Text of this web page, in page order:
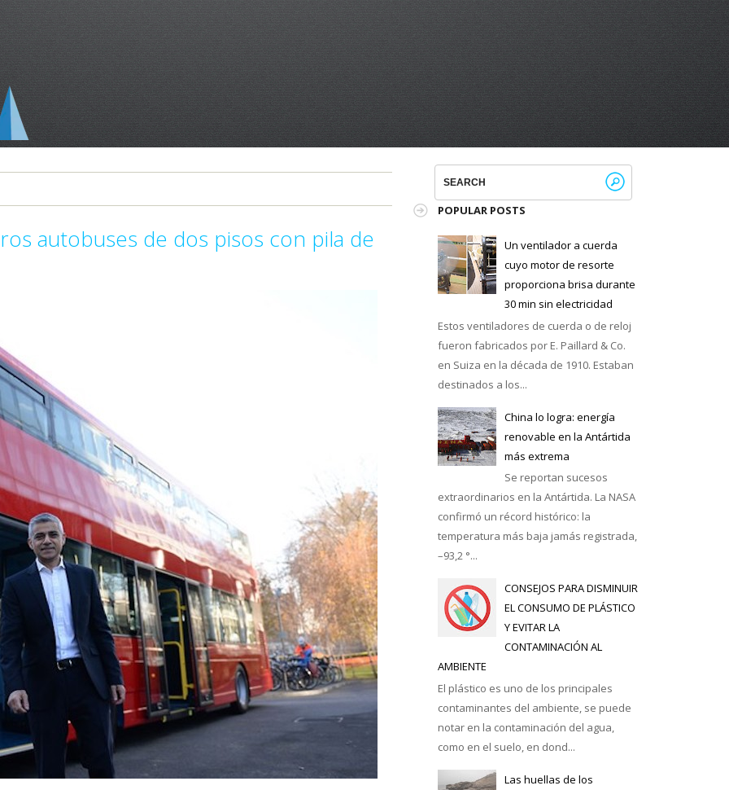
que tan sana es el agua en tu casa
autobuses de dos pisos con pila de
POPULAR POSTS
Un ventilador a cuerda
cuyo motor de resorte
proporciona brisa durante
30 min sin electricidad
Estos ventiladores de cuerda o de reloj
fueron fabricados por E. Paillard & Co.
en Suiza en la década de 1910. Estaban
destinados a los...
China lo logra: energía
renovable en la Antártida
más extrema
Se reportan sucesos
extraordinarios en la Antártida. La NASA
confirmó un récord histórico: la
temperatura más baja jamás registrada,
–93,2 °...
CONSEJOS PARA DISMINUIR
EL CONSUMO DE PLÁSTICO
Y EVITAR LA
CONTAMINACIÓN AL
AMBIENTE
El plástico es uno de los principales
contaminantes del ambiente, se puede
notar en la contaminación del agua,
como en el suelo, en dond...
Las huellas de los